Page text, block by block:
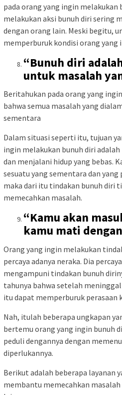
pada orang yang ingin melakukan
melakukan aksi bunuh diri sering
dengan orang lain. Meski begitu,
memperburuk kondisi orang yang
“Bunuh diri
untuk masalah
Beritahukan pada orang yang
bahwa semua masalah yang
sementara
Dalam situasi seperti itu, tujuan
ingin melakukan bunuh diri
dan menjalani hidup yang bebas.
sesuatu yang sementara dan
maka dari itu tindakan bunuh diri
memecahkan masalah.
“Kamu akan
kamu mati
Orang yang ingin melakukan
percaya adanya neraka. Dia
mengampuni tindakan bunuh
tahunya bahwa setelah
itu dapat memperburuk perasaan
Nah, itulah beberapa ungkapan
bertemu orang yang ingin bunuh
peduli dengannya dengan
diperlukannya.
Berikut adalah beberapa layanan
membantu memecahkan